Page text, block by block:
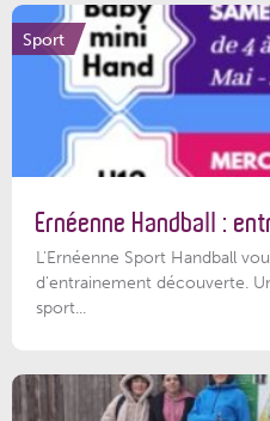
Sport
Ernéenne Handball :
L'Ernéenne Sport Handball
d'entrainement découverte.
sport...